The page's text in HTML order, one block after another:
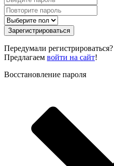
Зарегистрироваться
Передумали регистрироваться?
Предлагаем войти на сайт!
Восстановление пароля